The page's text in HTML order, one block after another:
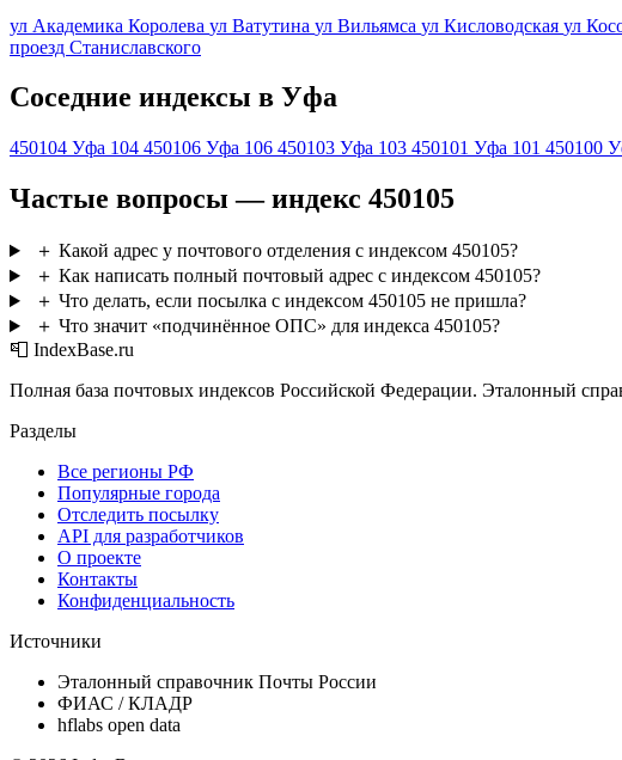
ул Академика Королева ул Ватутина ул Вильямса ул Кисловодская ул
проезд Станиславского
Соседние индексы в Уфа
450104 Уфа 104 450106 Уфа 106 450103 Уфа 103 450101 Уфа 101 450100
Частые вопросы — индекс 450105
＋ Какой адрес у почтового отделения с индексом 450105?
＋ Как написать полный почтовый адрес с индексом 450105?
＋ Что делать, если посылка с индексом 450105 не пришла?
＋ Что значит «подчинённое ОПС» для индекса 450105?
📮 IndexBase.ru
Полная база почтовых индексов Российской Федерации. Эталонный
Разделы
Все регионы РФ
Популярные города
Отследить посылку
API для разработчиков
О проекте
Контакты
Конфиденциальность
Источники
Эталонный справочник Почты России
ФИАС / КЛАДР
hflabs open data